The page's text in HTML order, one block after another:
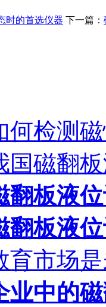
时的首选仪器 下一篇：
何检测
国磁翻
翻板液
翻板液
育市场
业中的